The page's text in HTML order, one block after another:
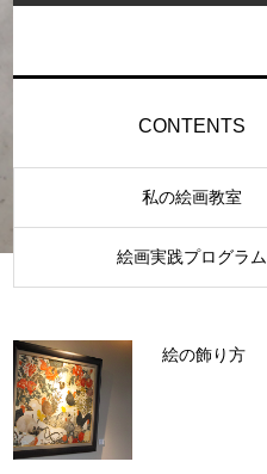
CONTENTS
私の絵画教室
絵画実践プログラム
絵の飾り方